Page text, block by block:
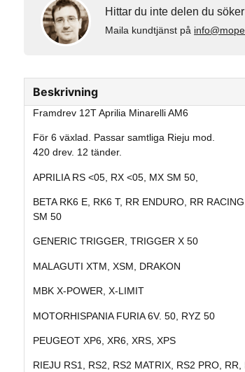
Hittar du inte delen du
Maila kundtjänst på
Beskrivning
Framdrev 12T Aprilia Minarelli AM6
För 6 växlad. Passar samtliga Rieju mod.
420 drev. 12 tänder.
APRILIA RS <05, RX <05, MX SM 50,
BETA RK6 E, RK6 T, RR ENDURO, RR
SM 50
GENERIC TRIGGER, TRIGGER X 50
MALAGUTI XTM, XSM, DRAKON
MBK X-POWER, X-LIMIT
MOTORHISPANIA FURIA 6V. 50, RYZ 50
PEUGEOT XP6, XR6, XRS, XPS
RIEJU RS1, RS2, RS2 MATRIX, RS2 PRO,